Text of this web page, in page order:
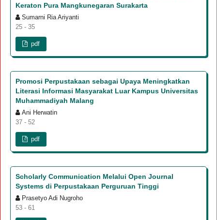
Keraton Pura Mangkunegaran Surakarta
Sumarni Ria Ariyanti
25 - 35
pdf
Promosi Perpustakaan sebagai Upaya Meningkatkan
Literasi Informasi Masyarakat Luar Kampus Universitas
Muhammadiyah Malang
Ani Herwatin
37 - 52
pdf
Scholarly Communication Melalui Open Journal
Systems di Perpustakaan Perguruan Tinggi
Prasetyo Adi Nugroho
53 - 61